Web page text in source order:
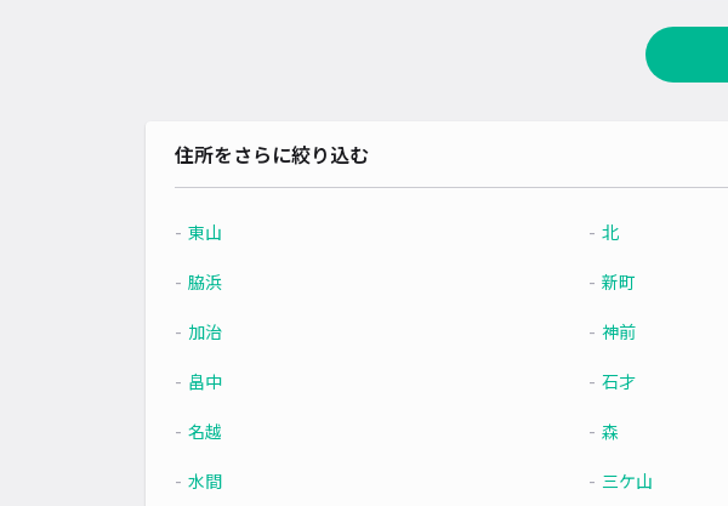
住所をさらに絞り込む
東山 北
脇浜 新町
加治 神前
畠中 石才
名越 森
水間 三ケ山